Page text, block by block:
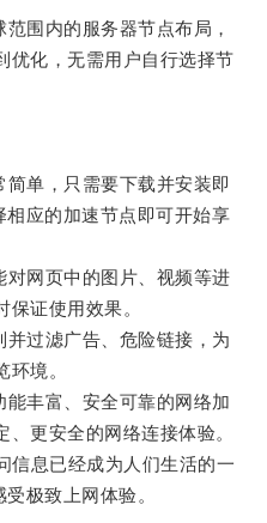
围内的服务器节点布局，
优化，无需用户自行选择节
单，只需要下载并安装即
应的加速节点即可开始享
网页中的图片、视频等进
证使用效果。
过滤广告、危险链接，为
境。
丰富、安全可靠的网络加
更安全的网络连接体验。
息已经成为人们生活的一
极致上网体验。